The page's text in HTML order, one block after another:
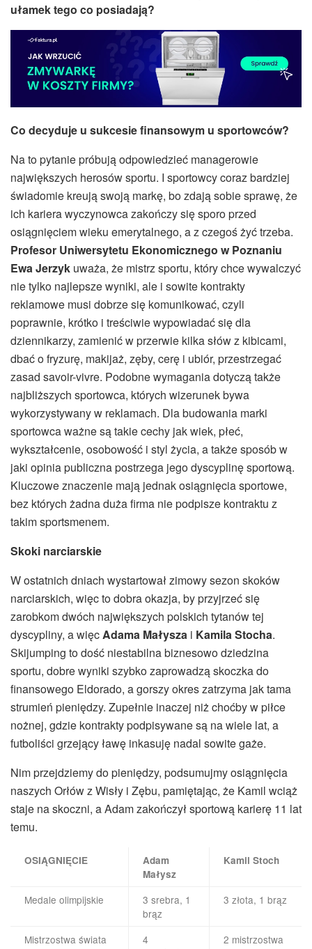
ułamek tego co posiadają?
Co decyduje u sukcesie finansowym u sportowców?
Na to pytanie próbują odpowiedzieć managerowie
największych herosów sportu. I sportowcy coraz bardziej
świadomie kreują swoją markę, bo zdają sobie sprawę, że
ich kariera wyczynowca zakończy się sporo przed
osiągnięciem wieku emerytalnego, a z czegoś żyć trzeba.
Profesor Uniwersytetu Ekonomicznego w Poznaniu
Ewa Jerzyk uważa, że mistrz sportu, który chce wywalczyć
nie tylko najlepsze wyniki, ale i sowite kontrakty
reklamowe musi dobrze się komunikować, czyli
poprawnie, krótko i treściwie wypowiadać się dla
dziennikarzy, zamienić w przerwie kilka słów z kibicami,
dbać o fryzurę, makijaż, zęby, cerę i ubiór, przestrzegać
zasad savoir-vivre. Podobne wymagania dotyczą także
najbliższych sportowca, których wizerunek bywa
wykorzystywany w reklamach. Dla budowania marki
sportowca ważne są takie cechy jak wiek, płeć,
wykształcenie, osobowość i styl życia, a także sposób w
jaki opinia publiczna postrzega jego dyscyplinę sportową.
Kluczowe znaczenie mają jednak osiągnięcia sportowe,
bez których żadna duża firma nie podpisze kontraktu z
takim sportsmenem.
Skoki narciarskie
W ostatnich dniach wystartował zimowy sezon skoków
narciarskich, więc to dobra okazja, by przyjrzeć się
zarobkom dwóch największych polskich tytanów tej
dyscypliny, a więcAdama Małysza i Kamila Stocha.
Skijumping to dość niestabilna biznesowo dziedzina
sportu, dobre wyniki szybko zaprowadzą skoczka do
finansowego Eldorado, a gorszy okres zatrzyma jak tama
strumień pieniędzy. Zupełnie inaczej niż choćby w piłce
nożnej, gdzie kontrakty podpisywane są na wiele lat, a
futboliści grzejący ławę inkasuję nadal sowite gaże.
Nim przejdziemy do pieniędzy, podsumujmy osiągnięcia
naszych Orłów z Wisły i Zębu, pamiętając, że Kamil wciąż
staje na skoczni, a Adam zakończył sportową karierę 11 lat
temu.
OSIĄGNIĘCIE
Adam
Małysz
Kamil Stoch
Medale olimpijskie
3 srebra, 1
brąz
3 złota, 1 brąz
Mistrzostwa świata
4
2 mistrzostwa